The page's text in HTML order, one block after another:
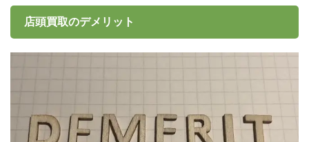
店頭買取のデメリット